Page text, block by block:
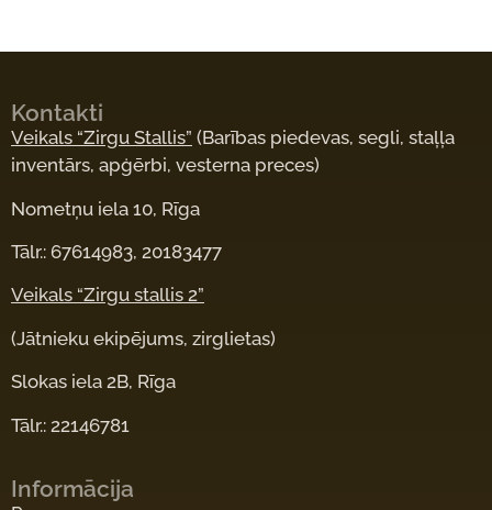
Kontakti
Veikals “Zirgu Stallis” (Barības piedevas, segli, staļļa
inventārs, apģērbi, vesterna preces)
Nometņu iela 10, Rīga
Tālr.: 67614983, 20183477
Veikals “Zirgu stallis 2”
(Jātnieku ekipējums, zirglietas)
Slokas iela 2B, Rīga
Tālr.: 22146781
Informācija